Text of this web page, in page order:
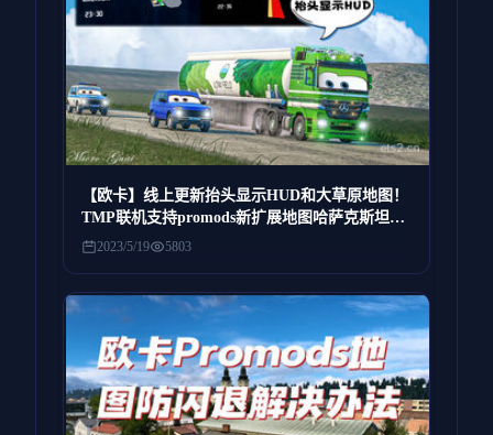
【欧卡】线上更新抬头显示HUD和大草原地图！
TMP联机支持promods新扩展地图哈萨克斯坦大
草原，可通过p服游玩需要全部7个地图DLC，奔
2023/5/19 5803